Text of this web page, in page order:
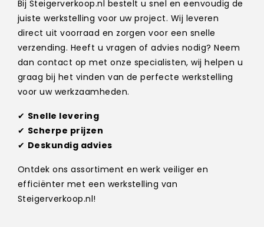
Bij Steigerverkoop.nl bestelt u snel en eenvoudig de
juiste werkstelling voor uw project. Wij leveren
direct uit voorraad en zorgen voor een snelle
verzending. Heeft u vragen of advies nodig? Neem
dan contact op met onze specialisten, wij helpen u
graag bij het vinden van de perfecte werkstelling
voor uw werkzaamheden.
✔ Snelle levering
✔ Scherpe prijzen
✔ Deskundig advies
Ontdek ons assortiment en werk veiliger en
efficiënter met een werkstelling van
Steigerverkoop.nl!